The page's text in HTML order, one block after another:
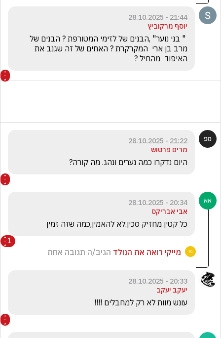
21:44 - 28.10.2025
יוסף מרקוביץ
האיפוד  מהחיל ?
21:22 - 28.10.2025
מרים פרטוש
היום נדקרו כמה נערים ונהג. מה קורה?
20:34 - 28.10.2025
אבי אבריקס
כל קטין מחזיק סכין.לא להאמין,כמה שזה זמין
1
מייקי רואה את הנולד הגיב/ה תגובה אחת
20:33 - 28.10.2025
יעקב יעקב
עונש מוות לא רק למחבלים !!!!